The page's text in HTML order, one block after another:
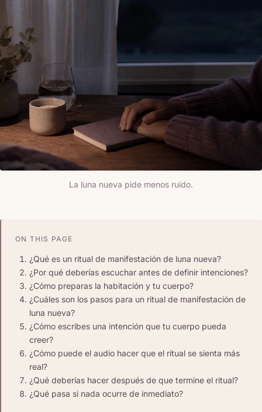
La luna nueva pide menos ruido.
ON THIS PAGE
¿Qué es un ritual de manifestación de luna nueva?
¿Por qué deberías escuchar antes de definir intenciones?
¿Cómo preparas la habitación y tu cuerpo?
¿Cuáles son los pasos para un ritual de manifestación de
luna nueva?
¿Cómo escribes una intención que tu cuerpo pueda
creer?
¿Cómo puede el audio hacer que el ritual se sienta más
real?
¿Qué deberías hacer después de que termine el ritual?
¿Qué pasa si nada ocurre de inmediato?